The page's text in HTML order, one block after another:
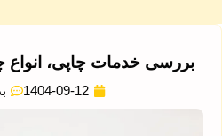
بررسی خدمات چاپی، انواع
1404-09-12